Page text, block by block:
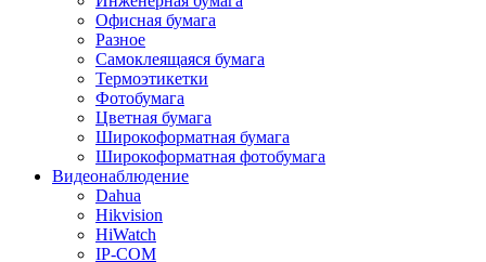
Офисная бумага
Разное
Самоклеящаяся бумага
Термоэтикетки
Фотобумага
Цветная бумага
Широкоформатная бумага
Широкоформатная фотобумага
Видеонаблюдение
Dahua
Hikvision
HiWatch
IP-COM